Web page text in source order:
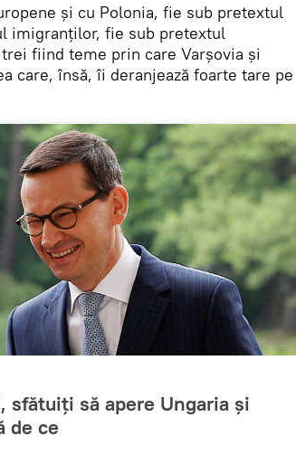
și cu Polonia, fie sub pretextul
imigranților, fie sub pretextul
fiind teme prin care Varșovia și
care, însă, îi deranjează foarte tare pe
sfătuiți să apere Ungaria și
de ce